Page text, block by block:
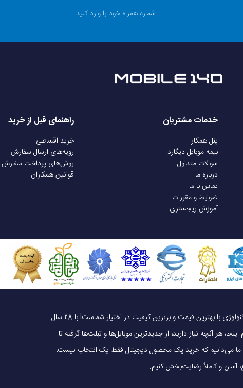
خدمات مشتریان
پنل همکار
بیمه موبایل دیگارد
سوالات متداول
درباره ما
تماس با ما
ضوابط و مقررات
آموزش ریجستری
راهنمای قبل از خرید
خرید اقساطی
رویه‌های ارسال سفارش
روش‌های پرداخت سفارش
قوانین همکاران
یک خرید هوشمندانه ، قیمت منصفانه، تجربه‌ای متفاوت! به موبایل 140 خوش آمدید، جایی که تکنولوژی با بهترین قیمت و برترین کیفیت در اختیار شماست! با 28 سال
هر آنچه نیاز دارید، از جدیدترین موبایل‌ها و تبلت‌ها گرفته تا
می‌دانیم که خرید یک محصول دیجیتال فقط یک انتخاب نیست،